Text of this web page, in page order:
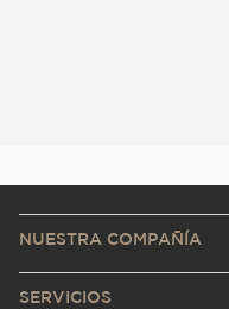
NUESTRA COMPAÑÍA
SERVICIOS